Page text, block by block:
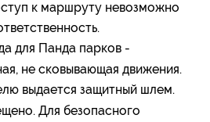
к маршруту невозможно
для Панда парков -
не сковывающая движения.
выдается защитный шлем.
Для безопасного